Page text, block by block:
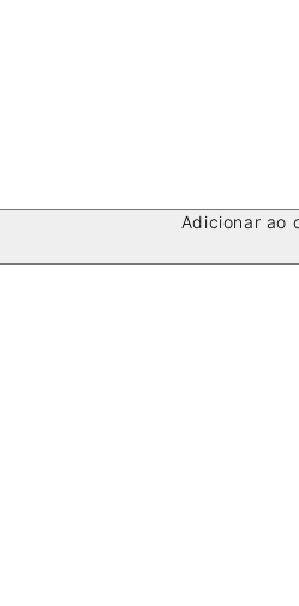
Adicionar ao